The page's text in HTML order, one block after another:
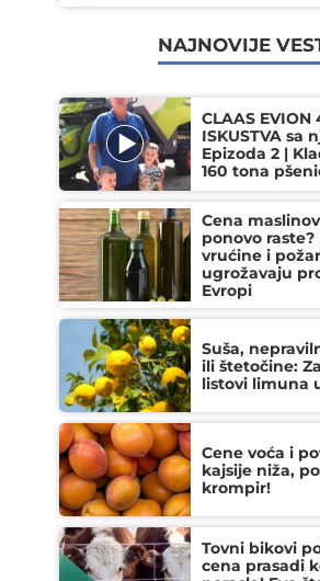
NAJNOVIJE
CLAAS EVION
ISKUSTVA sa
Epizoda 2 |
160 tona
Cena
ponovo
vrućine i
ugrožavaju
Evropi
Suša,
ili štetočine:
listovi limuna
Cene voća i
kajsije niža,
krompir!
Tovni bikovi
cena prasadi